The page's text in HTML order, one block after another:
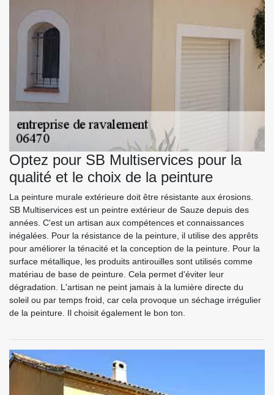
Optez pour SB Multiservices pour la
qualité et le choix de la peinture
La peinture murale extérieure doit être résistante aux érosions.
SB Multiservices est un peintre extérieur de Sauze depuis des
années. C'est un artisan aux compétences et connaissances
inégalées. Pour la résistance de la peinture, il utilise des apprêts
pour améliorer la ténacité et la conception de la peinture. Pour la
surface métallique, les produits antirouilles sont utilisés comme
matériau de base de peinture. Cela permet d'éviter leur
dégradation. L'artisan ne peint jamais à la lumière directe du
soleil ou par temps froid, car cela provoque un séchage irrégulier
de la peinture. Il choisit également le bon ton.